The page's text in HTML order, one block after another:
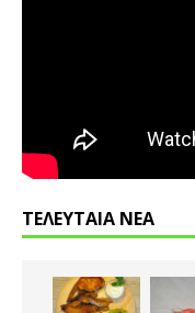
ΤΕΛΕΥΤΑΙΑ ΝΕΑ